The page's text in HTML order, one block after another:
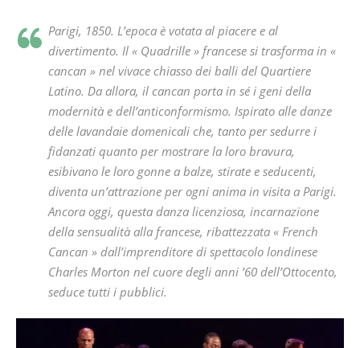
Parigi, 1850. L’epoca è votata al piacere e al
divertimento. Il « Quadrille » francese si trasforma in «
cancan » nel vivace chiasso dei balli del Quartiere
Latino. Da allora, il cancan porta in sé i geni della
modernità e dell’anticonformismo. Ispirato alle danze
delle lavandaie domenicali che, tanto per sedurre i
fidanzati quanto per mostrare la loro bravura,
esibivano le loro gonne a balze, stirate e seducenti,
diventa un’attrazione per ogni anima in visita a Parigi.
Ancora oggi, questa danza licenziosa, incarnazione
della sensualità alla francese, ribattezzata « French
Cancan » dall’imprenditore di spettacolo londinese
Charles Morton nel cuore degli anni ’60 dell’Ottocento,
seduce tutti i pubblici.